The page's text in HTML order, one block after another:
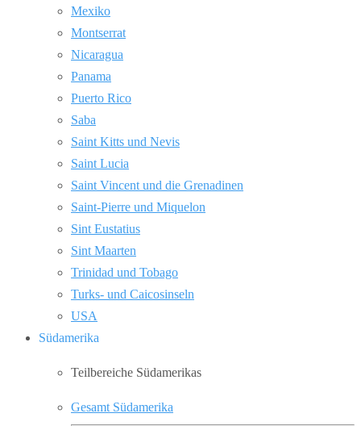
Mexiko
Montserrat
Nicaragua
Panama
Puerto Rico
Saba
Saint Kitts und Nevis
Saint Lucia
Saint Vincent und die Grenadinen
Saint-Pierre und Miquelon
Sint Eustatius
Sint Maarten
Trinidad und Tobago
Turks- und Caicosinseln
USA
Südamerika
Teilbereiche Südamerikas
Gesamt Südamerika